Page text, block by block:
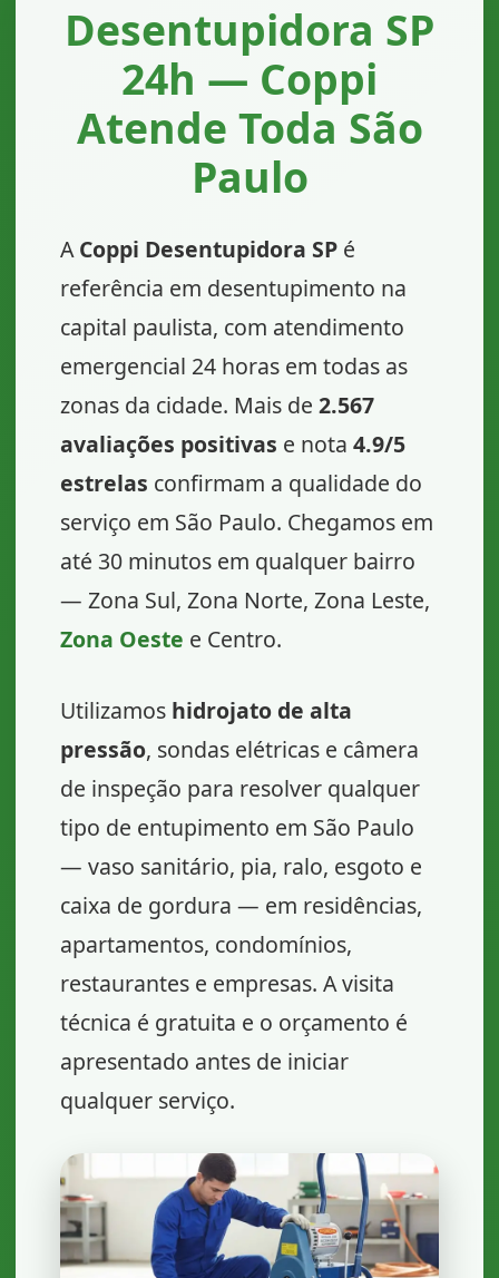
Desentupidora SP
24h — Coppi
Atende Toda São
Paulo
ACoppi Desentupidora SP é
referência em desentupimento na
capital paulista, com atendimento
emergencial 24 horas em todas as
zonas da cidade. Mais de2.567
avaliações positivas e nota4.9/5
estrelas confirmam a qualidade do
serviço em São Paulo. Chegamos em
até 30 minutos em qualquer bairro
— Zona Sul, Zona Norte, Zona Leste,
Zona Oeste e Centro.
Utilizamos hidrojato de alta
pressão, sondas elétricas e câmera
de inspeção para resolver qualquer
tipo de entupimento em São Paulo
— vaso sanitário, pia, ralo, esgoto e
caixa de gordura — em residências,
apartamentos, condomínios,
restaurantes e empresas. A visita
técnica é gratuita e o orçamento é
apresentado antes de iniciar
qualquer serviço.